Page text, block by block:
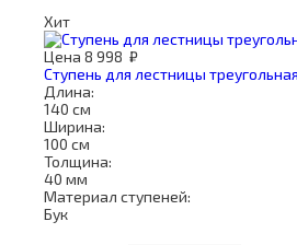
Хит
Цена 8 998 ₽
Ступень для лестницы
Длина:
140 см
Ширина:
100 см
Толщина:
40 мм
Материал ступеней:
Бук